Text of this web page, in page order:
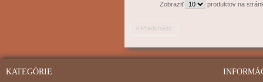
Zobraziť produktov na
« Predchádz.
KATEGÓRIE